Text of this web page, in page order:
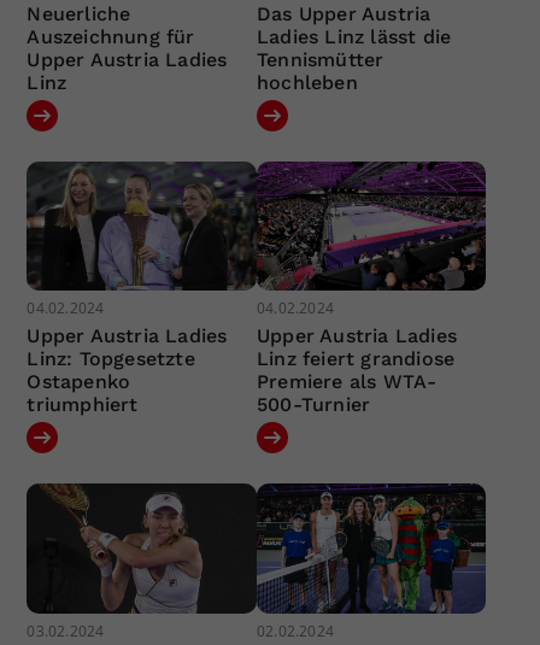
Neuerliche
Auszeichnung für
Upper Austria Ladies
Linz
Das Upper Austria
Ladies Linz lässt die
Tennismütter
hochleben
04.02.2024
Upper Austria Ladies
Linz: Topgesetzte
Ostapenko
triumphiert
04.02.2024
Upper Austria Ladies
Linz feiert grandiose
Premiere als WTA-
500-Turnier
03.02.2024 02.02.2024